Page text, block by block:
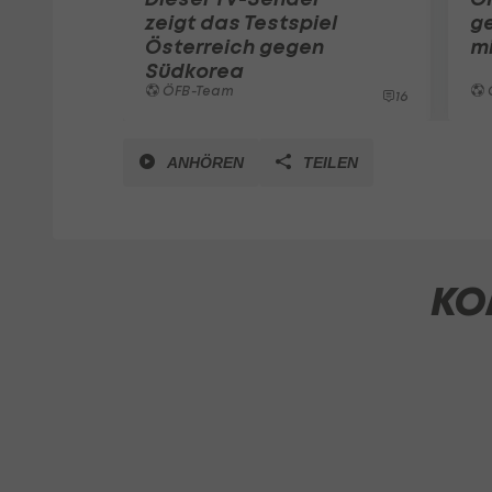
zeigt das Testspiel
Österreich gegen
Südkorea
ÖFB-Team 16
ANHÖREN TEILEN